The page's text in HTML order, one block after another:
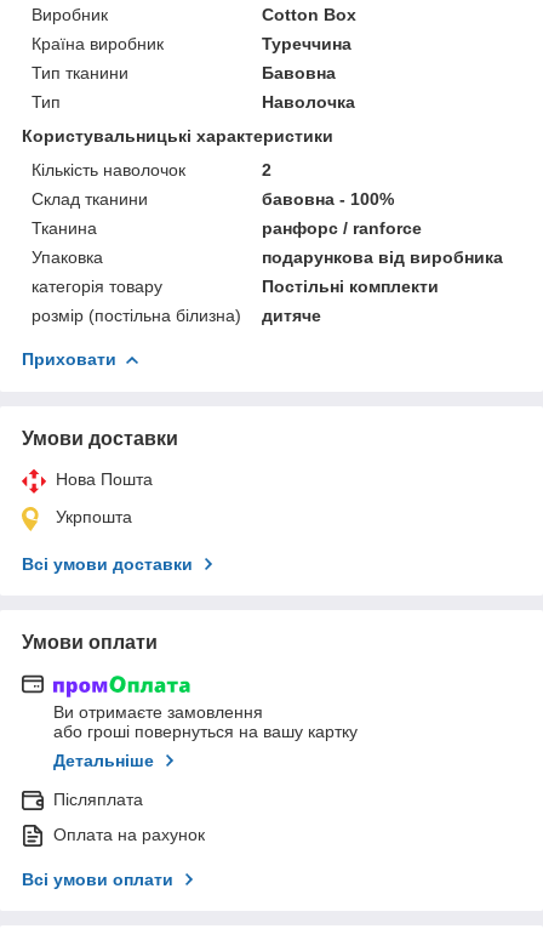
Виробник
Cotton Box
Країна виробник
Туреччина
Тип тканини
Бавовна
Тип
Наволочка
Користувальницькі характеристики
Кількість наволочок
2
Склад тканини
бавовна - 100%
Тканина
ранфорс / ranforce
Упаковка
подарункова від виробника
категорія товару
Постільні комплекти
розмір (постільна білизна)
дитяче
Приховати
Умови доставки
Нова Пошта
Укрпошта
Всі умови доставки
Умови оплати
Ви отримаєте замовлення
або гроші повернуться на вашу картку
Детальніше
Післяплата
Оплата на рахунок
Всі умови оплати